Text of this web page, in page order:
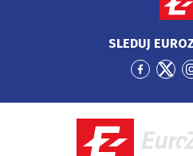
SLEDUJ
Přejít